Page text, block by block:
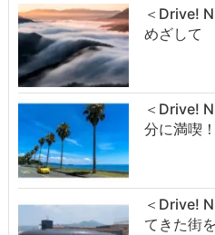
＜Drive!
めざして
＜Drive!
分に満喫
＜Drive!
てきた街